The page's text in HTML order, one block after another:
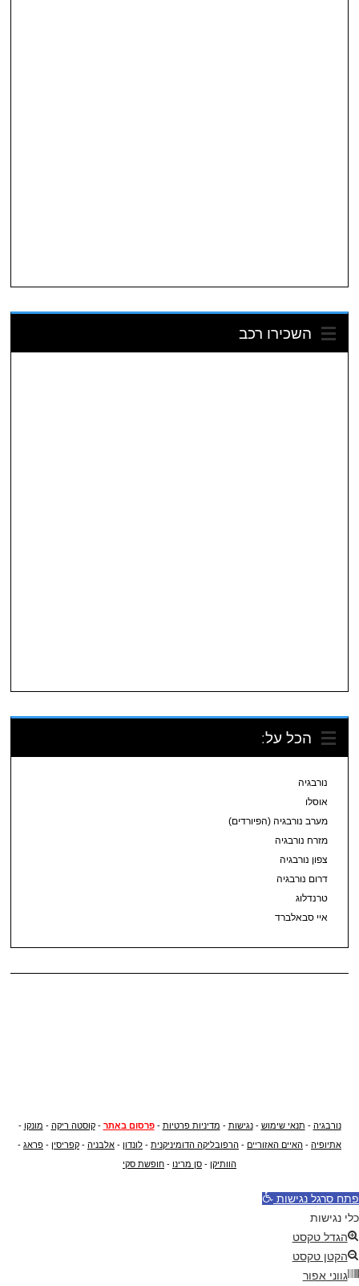
השכירו רכב
הכל על:
נורבגיה
אוסלו
מערב נורבגיה (הפיורדים)
מזרח נורבגיה
צפון נורבגיה
דרום נורבגיה
טרנדלוג
איי סבאלברד
נורבגיה - תנאי שימוש -נגישות - מדיניות פרטיות -פרסום באתר -קוסטה ריקה - מונקו -
אתיופיה - האיים האזוריים - הרפובליקה הדומיניקנית - לונדון - אלבניה - קפריסין - פראג -
הוותיקן - סן מרינו - חופשת סקי
פתח סרגל נגישות
כלי נגישות
הגדל טקסט
הקטן טקסט
גווני אפור